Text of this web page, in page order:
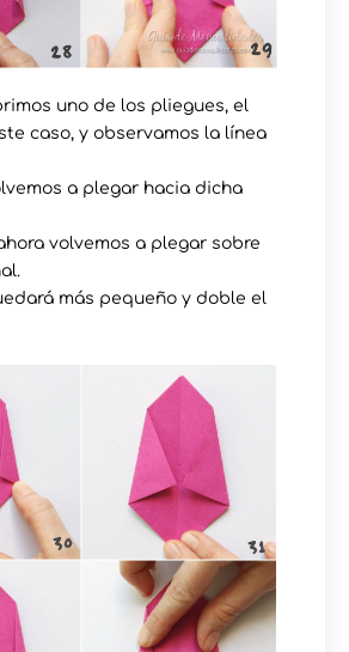
uno de los pliegues, el
caso, y observamos la línea
a plegar hacia dicha
volvemos a plegar sobre
más pequeño y doble el